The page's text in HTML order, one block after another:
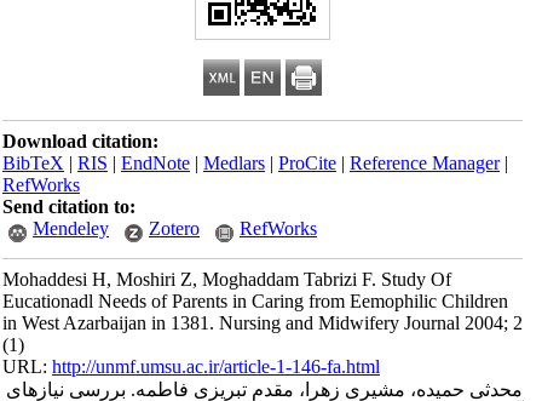
Download citation:
BibTeX|RIS|EndNote|Medlars|ProCite|Reference Manager
RefWorks
Send citation to:
Mendeley
Zotero RefWorks
Mohaddesi H, Moshiri Z, Moghaddam Tabrizi F. Study Of
Eucationadl Needs of Parents in Caring from Eemophilic Children
in West Azarbaijan in 1381. Nursing and Midwifery Journal 2004; 2
(1)
URL:http://unmf.umsu.ac.ir/article-1-146-fa.html
محدثی حمیده، مشیری زهرا، مقدم تبریزی فاطمه. بررسی نیازهای